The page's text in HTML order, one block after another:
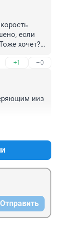
если
хочет?
+1 –0
ииз
Отправить